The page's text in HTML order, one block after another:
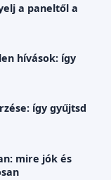
a paneltől a
hívások: így
így gyűjtsd
mire jók és